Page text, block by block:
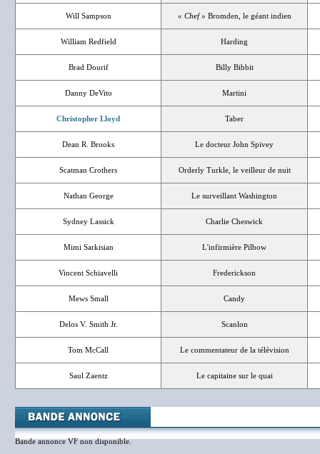
Will Sampson « Chef » Bromden, le géant indien
William Redfield Harding
Brad Dourif Billy Bibbit
Danny DeVito Martini
Christopher Lloyd Taber
Dean R. Brooks Le docteur John Spivey
Scatman Crothers Orderly Turkle, le veilleur de nuit
Nathan George Le surveillant Washington
Sydney Lassick Charlie Cheswick
Mimi Sarkisian L'infirmière Pilbow
Vincent Schiavelli Frederickson
Mews Small Candy
Delos V. Smith Jr. Scanlon
Tom McCall Le commentateur de la télévision
Saul Zaentz Le capitaine sur le quai
Bande annonce VF non disponible.